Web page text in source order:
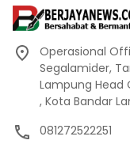
Operasional
Segalamider,
Lampung Head
, Kota Bandar
081272522251